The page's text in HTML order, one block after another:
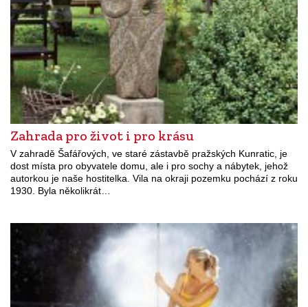
Zahrada pro život i pro krásu
V zahradě Šafářových, ve staré zástavbě pražských Kunratic, je
dost místa pro obyvatele domu, ale i pro sochy a nábytek, jehož
autorkou je naše hostitelka. Vila na okraji pozemku pochází z roku
1930. Byla několikrát…